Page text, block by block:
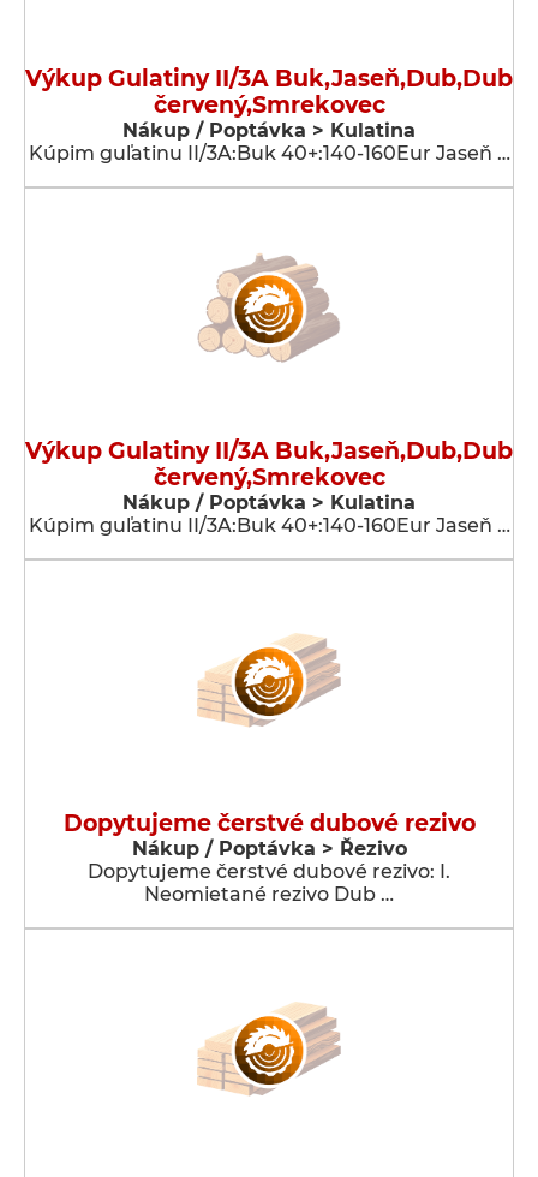
Výkup Gulatiny II/3A Buk,Jaseň,Dub,Dub
červený,Smrekovec
Nákup / Poptávka > Kulatina
Kúpim guľatinu II/3A:Buk 40+:140-160Eur Jaseň …
Výkup Gulatiny II/3A Buk,Jaseň,Dub,Dub
červený,Smrekovec
Nákup / Poptávka > Kulatina
Kúpim guľatinu II/3A:Buk 40+:140-160Eur Jaseň …
Dopytujeme čerstvé dubové rezivo
Nákup / Poptávka > Řezivo
Dopytujeme čerstvé dubové rezivo: I.
Neomietané rezivo Dub …